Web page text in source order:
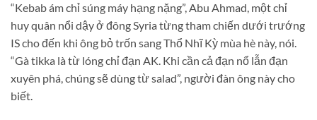
“Kebab ám chỉ súng máy hạng nặng”, Abu Ahmad, một chỉ
huy quân nổi dậy ở đông Syria từng tham chiến dưới trướng
IS cho đến khi ông bỏ trốn sang Thổ Nhĩ Kỳ mùa hè này, nói.
“Gà tikka là từ lóng chỉ đạn AK. Khi cần cả đạn nổ lẫn đạn
xuyên phá, chúng sẽ dùng từ salad”, người đàn ông này cho
biết.